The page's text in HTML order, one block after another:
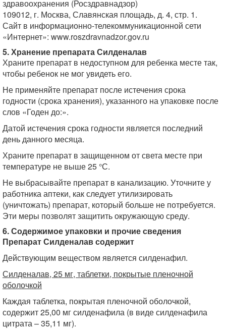
здравоохранения (Росздравнадзор)
109012, г. Москва, Славянская площадь, д. 4, стр. 1.
Сайт в информационно-телекоммуникационной сети
«Интернет»: www.roszdravnadzor.gov.ru
5. Хранение препарата Силденалав
Храните препарат в недоступном для ребенка месте так,
чтобы ребенок не мог увидеть его.
Не применяйте препарат после истечения срока
годности (срока хранения), указанного на упаковке после
слов «Годен до:».
Датой истечения срока годности является последний
день данного месяца.
Храните препарат в защищенном от света месте при
температуре не выше 25 °С.
Не выбрасывайте препарат в канализацию. Уточните у
работника аптеки, как следует утилизировать
(уничтожать) препарат, который больше не потребуется.
Эти меры позволят защитить окружающую среду.
6. Содержимое упаковки и прочие сведения
Препарат Силденалав содержит
Действующим веществом является силденафил.
Силденалав, 25 мг, таблетки, покрытые пленочной
оболочкой
Каждая таблетка, покрытая пленочной оболочкой,
содержит 25,00 мг силденафила (в виде силденафила
цитрата – 35,11 мг).